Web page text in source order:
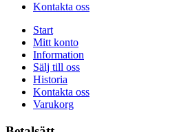
Kontakta oss
Start
Mitt konto
Information
Sälj till oss
Historia
Kontakta oss
Varukorg